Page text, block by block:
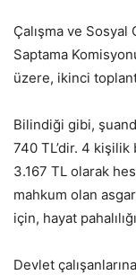
Çalışma ve Sosyal
Saptama
üzere, ikinci
Bilindiği gibi,
740 TL’dir. 4 kişilik
3.167 TL olarak
mahkum olan
için, hayat
Devlet